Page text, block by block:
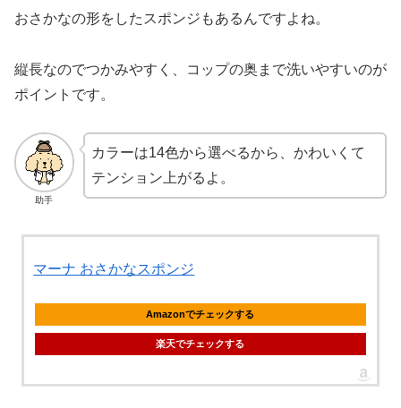
おさかなの形をしたスポンジもあるんですよね。
縦長なのでつかみやすく、コップの奥まで洗いやすいのが
ポイントです。
助手
カラーは14色から選べるから、かわいくて
テンション上がるよ。
マーナ おさかなスポンジ
Amazonでチェックする
楽天でチェックする